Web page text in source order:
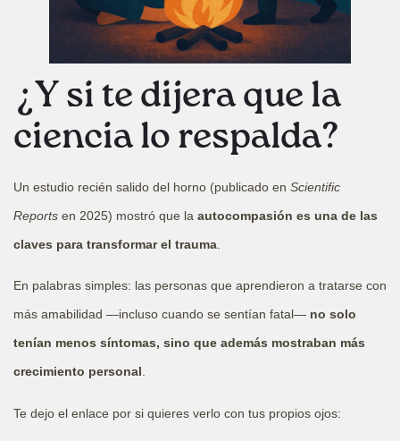
¿Y si te dijera que la
ciencia lo respalda?
Un estudio recién salido del horno (publicado en Scientific
Reports en 2025) mostró que la autocompasión es una de las
claves para transformar el trauma
En palabras simples: las personas que aprendieron a tratarse con
más amabilidad —incluso cuando se sentían fatal— no solo
tenían menos síntomas, sino que además mostraban más
crecimiento personal.
Te dejo el enlace por si quieres verlo con tus propios ojos: